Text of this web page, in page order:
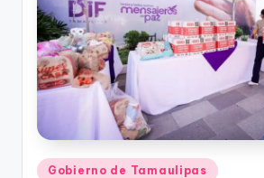
e
s
s
Publicado
Gobierno de Tamaulipas